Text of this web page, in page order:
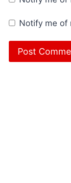
Notify me of